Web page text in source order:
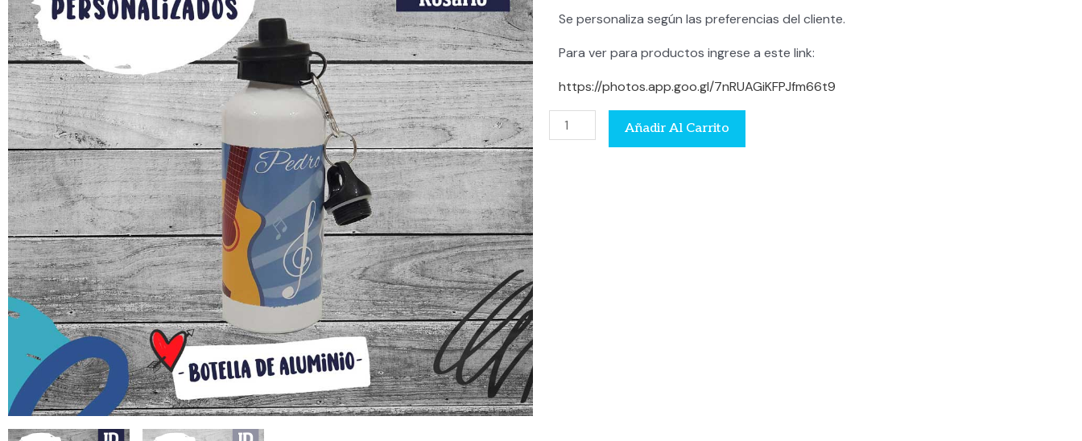
Se personaliza según las preferencias del cliente.
Para ver para productos ingrese a este link:
https://photos.app.goo.gl/7nRUAGiKFPJfm66t9
Botella
de
Añadir Al Carrito